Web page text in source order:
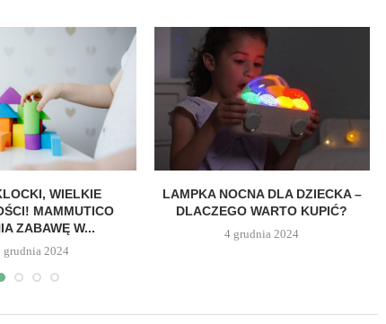
WIELKIE
MAMMUTICO
ZABAWĘ W...
grudnia 2024
LAMPKA NOCNA DLA DZIECKA –
DLACZEGO WARTO KUPIĆ?
4 grudnia 2024